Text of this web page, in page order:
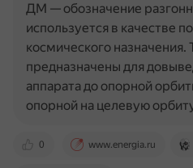
0 www.energia.ru
ДМ — обозначение
используется в качестве
космического назначения.
предназначены для
аппарата до опорной
опорной на целевую